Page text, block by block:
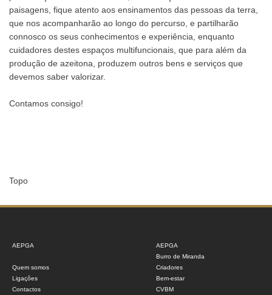
paisagens, fique atento aos ensinamentos das pessoas da terra,
que nos acompanharão ao longo do percurso, e partilharão
connosco os seus conhecimentos e experiência, enquanto
cuidadores destes espaços multifuncionais, que para além da
produção de azeitona, produzem outros bens e serviços que
devemos saber valorizar.
Contamos consigo!
Topo
AEPGA
Quem somos
Ligações
Contactos
AEPGA
Burro de Miranda
Criadores
Bem-estar
CVBM